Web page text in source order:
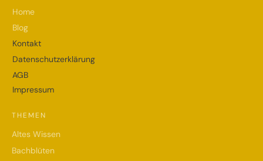
Home
Blog
Kontakt
Datenschutzerklärung
AGB
Impressum
THEMEN
Altes Wissen
Bachblüten